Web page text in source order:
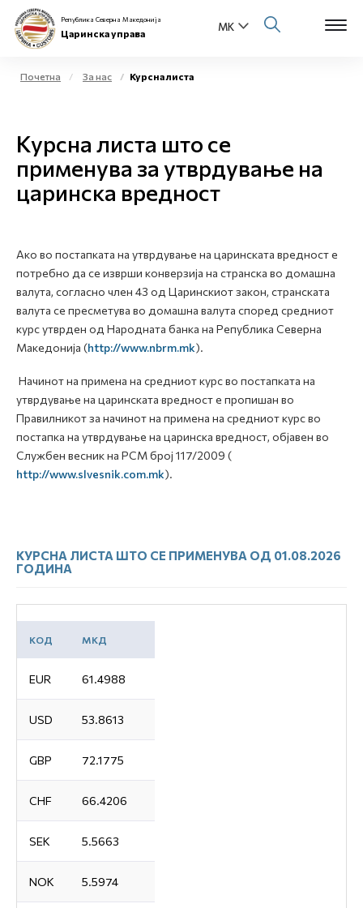
Физички лица
Бизнис заедница
Медиа центар
Контакт
Република Северна Македонија
Царинска управа
Почетна За нас Курсна листа
Курсна листа што се
применува за утврдување на
царинска вредност
Ако во постапката на утврдување на царинската вредност е
потребно да се изврши конверзија на странска во домашна
валута, согласно член 43 од Царинскиот закон, странската
валута се пресметува во домашна валута според средниот
курс утврден од Народната банка на Република Северна
Македонија (http://www.nbrm.mk).
Начинот на примена на средниот курс во постапката на
утврдување на царинската вредност е пропишан во
Правилникот за начинот на примена на средниот курс во
постапка на утврдување на царинска вредност, објавен во
Службен весник на РСМ број 117/2009 (
http://www.slvesnik.com.mk).
КУРСНА ЛИСТА ШТО СЕ ПРИМЕНУВА ОД 01.08.2026
ГОДИНА
КОД МКД
EUR 61.4988
USD 53.8613
GBP 72.1775
CHF 66.4206
SEK 5.5663
NOK 5.5974